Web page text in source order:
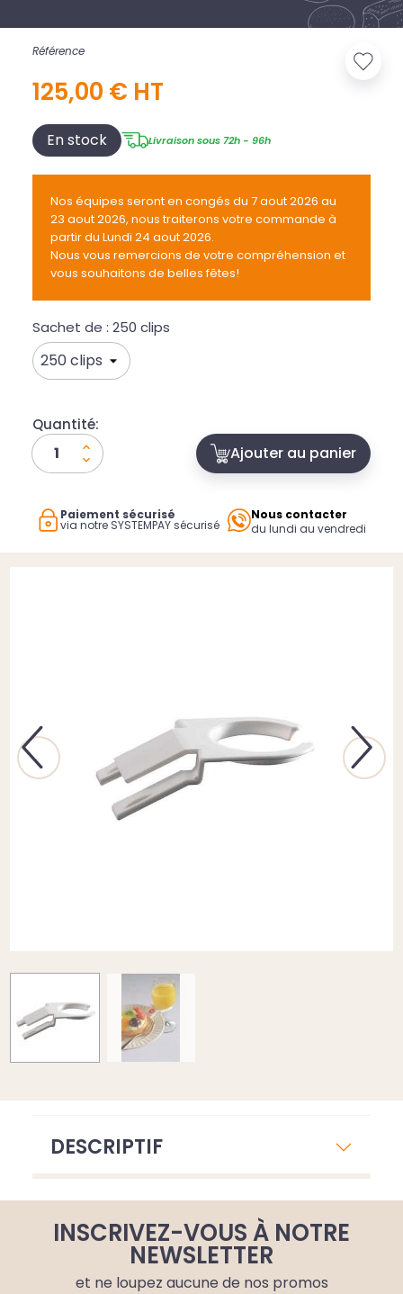
Référence
125,00 € HT
En stock Livraison sous 72h - 96h
Nos équipes seront en congés du 7 aout 2026 au
23 aout 2026, nous traiterons votre commande à
partir du Lundi 24 aout 2026.
Nous vous remercions de votre compréhension et
vous souhaitons de belles fêtes!
Sachet de : 250 clips
Quantité:
Ajouter au panier
Paiement sécurisé
via notre SYSTEMPAY sécurisé
Nous contacter
du lundi au vendredi
Previous Next
DESCRIPTIF
INSCRIVEZ-VOUS À NOTRE
NEWSLETTER
et ne loupez aucune de nos promos